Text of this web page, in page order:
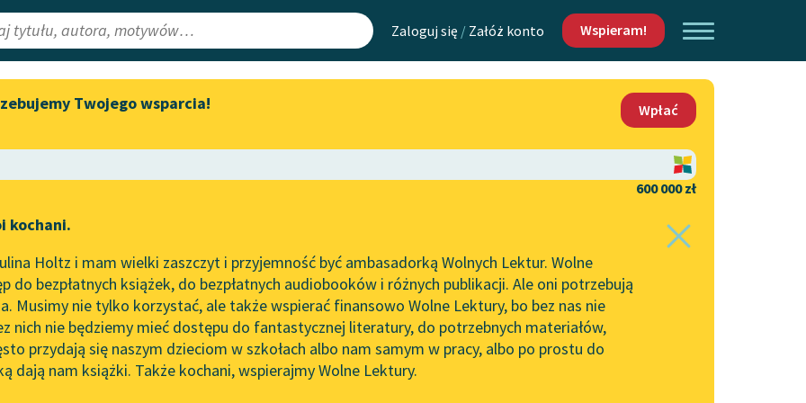
Zaloguj się / Załóż konto Wspieram!
Lektury
redakcyjne
Aktualności
„Prokurator Alicja Horn” do
literatury skandynawskiej
Spotkanie z Katarzyną Tunkiel
w Oslo
102. lata temu zmarł Joseph
Conrad
Mapa Wolnych Lektur
Leśmianator
API
OAI-PMH
Widget Wolnych Lektur
Kontakt
O projekcie
Zasady wykorzystania
Wolnych Lektur
Logotypy
Materiały promocyjne
Twojego wsparcia!
Wpłać
600 000 zł
kochani.
Holtz i mam wielki zaszczyt i przyjemność być ambasadorką Wolnych Lektur. Wolne
do bezpłatnych książek, do bezpłatnych audiobooków i różnych publikacji. Ale oni potrzebują
Musimy nie tylko korzystać, ale także wspierać finansowo Wolne Lektury, bo bez nas nie
nich nie będziemy mieć dostępu do fantastycznej literatury, do potrzebnych materiałów,
przydają się naszym dzieciom w szkołach albo nam samym w pracy, albo po prostu do
dają nam książki. Także kochani, wspierajmy Wolne Lektury.
Demostenes✖